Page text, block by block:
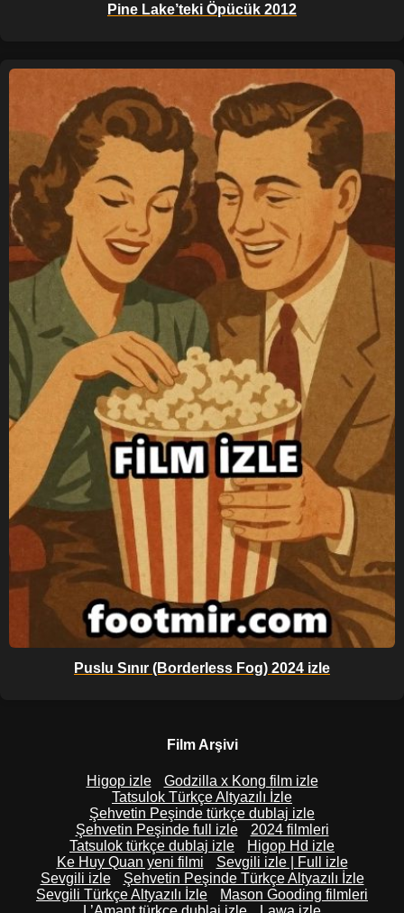
Pine Lake’teki Öpücük 2012
Puslu Sınır (Borderless Fog) 2024 izle
Film Arşivi
Higop izle
Godzilla x Kong film izle
Tatsulok Türkçe Altyazılı İzle
Şehvetin Peşinde türkçe dublaj izle
Şehvetin Peşinde full izle
2024 filmleri
Tatsulok türkçe dublaj izle
Higop Hd izle
Ke Huy Quan yeni filmi
Sevgili izle | Full izle
Sevgili izle
Şehvetin Peşinde Türkçe Altyazılı İzle
Sevgili Türkçe Altyazılı İzle
Mason Gooding filmleri